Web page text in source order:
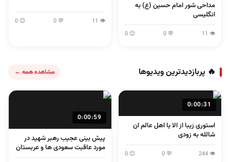
مداحی شور امام حسین (ع) به
انگلیسی
👁 11
💬 0
😊 0
👁 11
💬 0
😊 0
🔥 پربازدیدترین ویدیوها مشاهده همه ←
0:00:31
استوری زیبا از الا یا اهل عالم ان
شالله به زودی
👁 244
💬 0
😊 0
0:00:59
پیش بینی عجیب رهبر شهید در
مورد عاقبت سعودی ها و عربستان